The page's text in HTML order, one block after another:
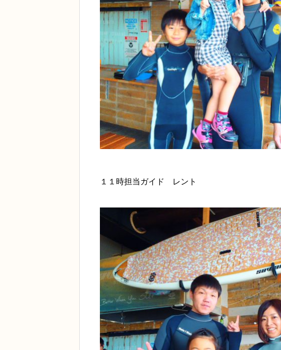
１１時担当ガイド レント